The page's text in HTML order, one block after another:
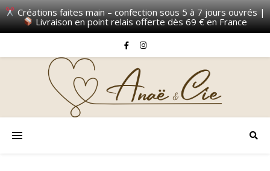
Créations faites main – confection sous 5 à 7 jours ouvrés |
Livraison en point relais offerte dès 69 € en France